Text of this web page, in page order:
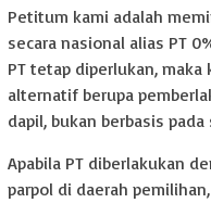
Petitum kami adalah
secara nasional alias PT
PT tetap diperlukan,
alternatif berupa
dapil, bukan berbasis
Apabila PT diberlakukan
parpol di daerah